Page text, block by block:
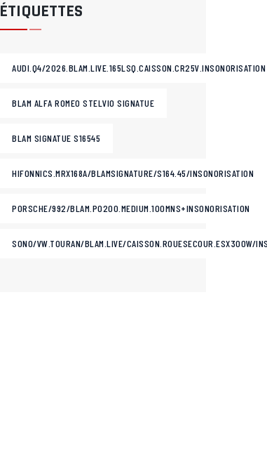
ÉTIQUETTES
AUDI.Q4/2026.BLAM.LIVE.165LSQ.CAISSON.CR25V.INSONORISATION
BLAM ALFA ROMEO STELVIO SIGNATUE
BLAM SIGNATUE S16545
HIFONNICS.MRX168A/BLAMSIGNATURE/S164.45/INSONORISATION
PORSCHE/992/BLAM.PO200.MEDIUM.100MNS+INSONORISATION
SONO/VW.TOURAN/BLAM.LIVE/CAISSON.ROUESECOUR.ESX300W/